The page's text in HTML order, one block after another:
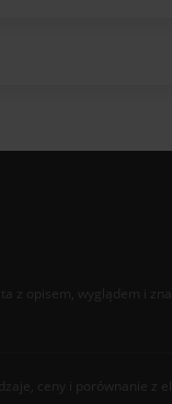
z opisem, wyglądem i
ceny i porównanie z